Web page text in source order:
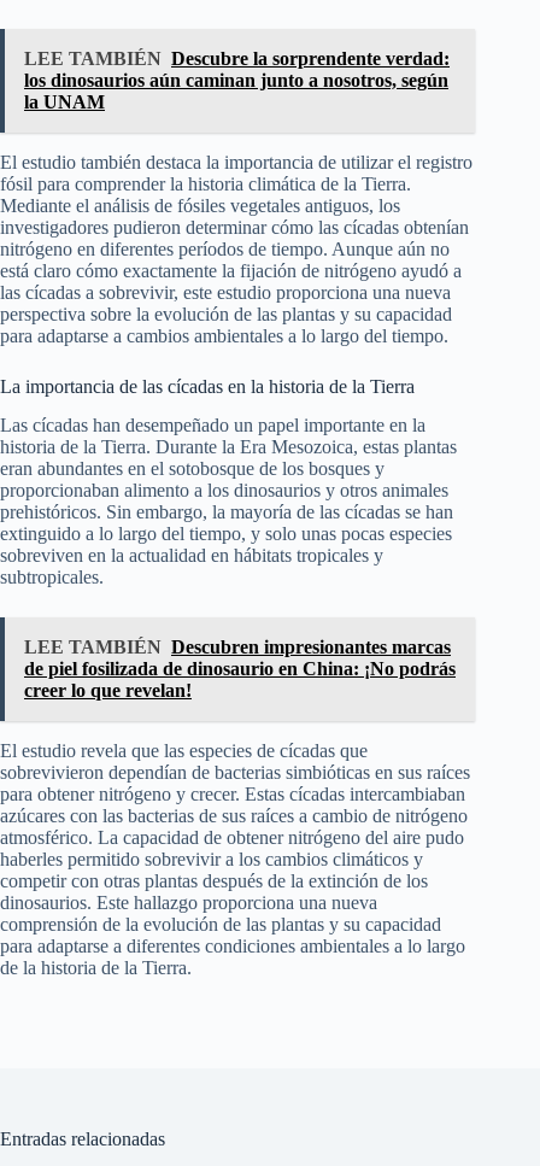
LEE TAMBIÉN Descubre la sorprendente verdad:
los dinosaurios aún caminan junto a nosotros, según
la UNAM
El estudio también destaca la importancia de utilizar el registro
fósil para comprender la historia climática de la Tierra.
Mediante el análisis de fósiles vegetales antiguos, los
investigadores pudieron determinar cómo las cícadas obtenían
nitrógeno en diferentes períodos de tiempo. Aunque aún no
está claro cómo exactamente la fijación de nitrógeno ayudó a
las cícadas a sobrevivir, este estudio proporciona una nueva
perspectiva sobre la evolución de las plantas y su capacidad
para adaptarse a cambios ambientales a lo largo del tiempo.
La importancia de las cícadas en la historia de la Tierra
Las cícadas han desempeñado un papel importante en la
historia de la Tierra. Durante la Era Mesozoica, estas plantas
eran abundantes en el sotobosque de los bosques y
proporcionaban alimento a los dinosaurios y otros animales
prehistóricos. Sin embargo, la mayoría de las cícadas se han
extinguido a lo largo del tiempo, y solo unas pocas especies
sobreviven en la actualidad en hábitats tropicales y
subtropicales.
LEE TAMBIÉN Descubren impresionantes marcas
de piel fosilizada de dinosaurio en China: ¡No podrás
creer lo que revelan!
El estudio revela que las especies de cícadas que
sobrevivieron dependían de bacterias simbióticas en sus raíces
para obtener nitrógeno y crecer. Estas cícadas intercambiaban
azúcares con las bacterias de sus raíces a cambio de nitrógeno
atmosférico. La capacidad de obtener nitrógeno del aire pudo
haberles permitido sobrevivir a los cambios climáticos y
competir con otras plantas después de la extinción de los
dinosaurios. Este hallazgo proporciona una nueva
comprensión de la evolución de las plantas y su capacidad
para adaptarse a diferentes condiciones ambientales a lo largo
de la historia de la Tierra.
Entradas relacionadas